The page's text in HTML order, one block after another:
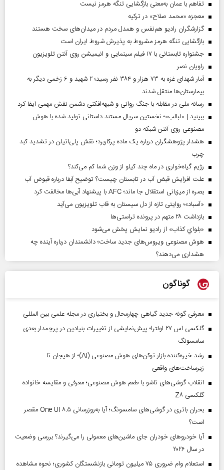
تفاهم با عمان به‌معنی بازگشایی تنگه هرمز نیست
معجزه «محمد صلاح» در ترکیه
گزارشگران رادیو هم‌نفس و همدل مردم در میدان‌های سخت هستند
بازگشایی تنگه هرمز مشروط به پذیرش شروط ایران است
جشنواره تابستانی با ۱۷ فیلم سینمایی و انیمیشن روی آنتن تلویزیون
راویان نصر
آمار شهدای غزه به ۷۳ هزار و ۳۸۴ نفر رسید؛ ۲ شهید و ۶ زخمی دیگر به
بیمارستان‌ها منتقل شدند
رسانه ملی در مقابله با جنگ روانی و شبهه‌افکنی دشمن نقش مهمی ایفا کرد
ببینید | «لبالب»؛ نخستین سریال مستند داستانی تولید شده با هوش
مصنوعی روی آنتن شبکه دو
هشدار پژوهشگران درباره یک ماده پرکاربرد؛ نقش پلی‌اتیلن در تشدید کبد
چرب
رژیم گیاه‌خواری در ماه چند کیلو از وزن شما کم می‌کند؟
علت افزایش قبض آب در تابستان چیست؟ توضیح آبفا درباره قبوض آب
بصره از میزبانی استقلال جا ماند؛ AFC با پیشنهاد آبی‌ها مخالفت کرد
«آسباد»؛ روایتی تازه از دل سیستان به قاب تلویزیون می‌آید
بازداشت ۲۸ متهم در پرونده تراستی‌ها
«بلواي کذاب» از رادیو نمایش پخش می‌شود
هوش مصنوعی ویروس‌های جدید ساخت؛ دانشمندان درباره آینده چه
هشداری می‌دهند؟
گوناگون
معرفی گونه جدید گیاهی چهارمحال و بختیاری در مجله علمی بین المللی
گلکسی اس ۲۷ اولترا؛ پیش‌نمایشی از تغییرات بنیادین در پرچمدار بعدی
سامسونگ
رشد خیره‌کننده بازار توکن‌های هوش مصنوعی (AI)؛ از هیجان تا
زیرساخت‌های واقعی
انقلاب گوشی‌های تاشو‌ با طعم هوش مصنوعی؛ معرفی و مقایسه خانواده
گلکسی Z۸
بحران باتری در گوشی‌های سامسونگ؛ آیا به‌روزرسانی One UI ۸.۵ مقصر
است؟
آیا خودروهای خودران جای ماشین‌های معمولی را می‌گیرند؟ بررسی وضعیت
در سال ۲۰۲۶
استعلام وام ضروری ۷۵ میلیون تومانی بازنشستگان کشوری؛ نحوه مشاهده